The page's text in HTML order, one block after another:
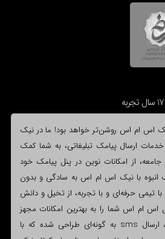
اس ام اس روشن‌تر خواهد بود! ما در نیک
ارسال پیامک تبلیغاتی، به شما کمک
جامعه، از امکانات نوین در پنل پیامک خود
انبوه با نیک اس ام اس به سادگی و بدون
تیمی حرفه‌ای و با تجربه، از تخیل و دانش
اس ام اس شما را به بهترین امکانات مجهز
کنیم. در نیک اس ام اس، ارسال sms به گونه‌ای طراحی شده که با